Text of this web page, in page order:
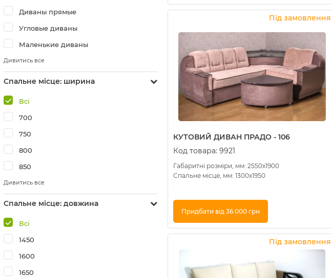
Диваны прямые
Угловые диваны
Маленькие диваны
Дивитись все
Спальне місце: ширина
Всі
700
750
800
850
Дивитись все
Спальне місце: довжина
Всі
1450
1600
1650
Купити в 1 клік
Під замовлення
КУТОВИЙ ДИВАН ПРАДО - 106
Код товара: 9921
Габаритні розміри, мм: 2550х1900
Спальне місце, мм: 1300х1950
Придбати від 36 000 грн
Купити в 1 клік
Під замовлення